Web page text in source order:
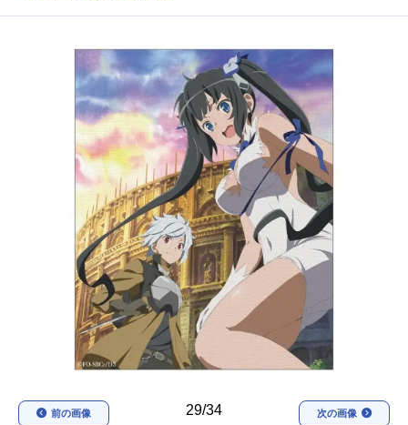
最新記事一覧
アニメ記事一覧 声優記事一覧
アニメ映画一覧 実写化映画一覧
今期アニメ曜日別一覧
夏アニメ
冬アニメ
男性声優/女性声優一覧
FOLLOW US
29/34
前の画像 次の画像